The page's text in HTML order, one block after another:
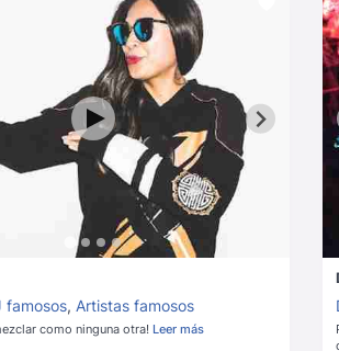
famosos, Artistas famosos
como ninguna otra! Leer más